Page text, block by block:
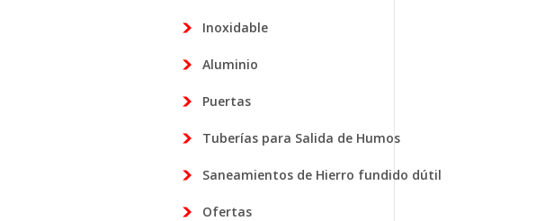
Inoxidable
Aluminio
Puertas
Tuberías para Salida de Humos
Saneamientos de Hierro fundido dútil
Ofertas